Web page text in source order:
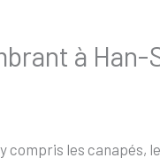
à Han-
compris les canapés,